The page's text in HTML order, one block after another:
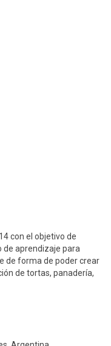
con el objetivo de
de aprendizaje para
de forma de poder crear
de tortas, panadería,